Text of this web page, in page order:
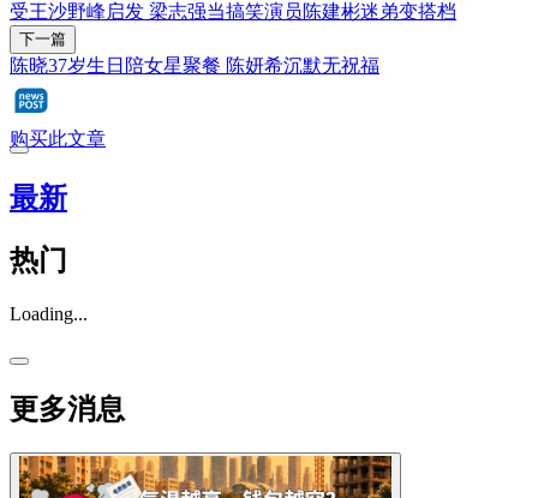
受王沙野峰启发 梁志强当搞笑演员陈建彬迷弟变搭档
下一篇
陈晓37岁生日陪女星聚餐 陈妍希沉默无祝福
购买此文章
最新
热门
Loading...
更多消息